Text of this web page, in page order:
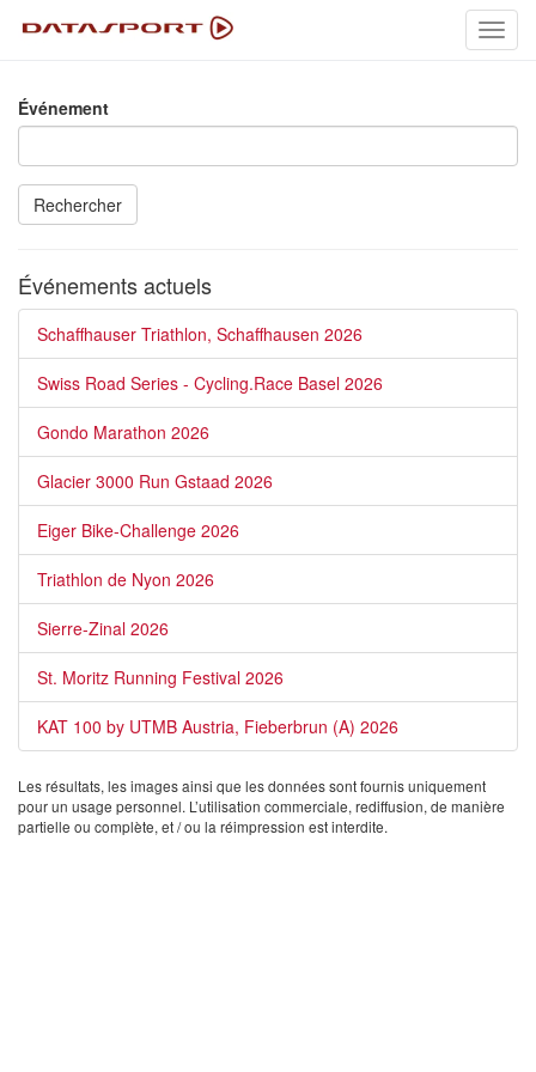
Événement
Rechercher
Événements actuels
Schaffhauser Triathlon, Schaffhausen 2026
Swiss Road Series - Cycling.Race Basel 2026
Gondo Marathon 2026
Glacier 3000 Run Gstaad 2026
Eiger Bike-Challenge 2026
Triathlon de Nyon 2026
Sierre-Zinal 2026
St. Moritz Running Festival 2026
KAT 100 by UTMB Austria, Fieberbrun (A) 2026
Les résultats, les images ainsi que les données sont fournis uniquement
pour un usage personnel. L’utilisation commerciale, rediffusion, de manière
partielle ou complète, et / ou la réimpression est interdite.